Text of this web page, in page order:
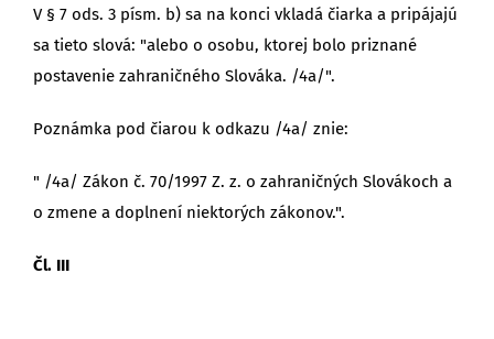
V § 7 ods. 3 písm. b) sa na konci vkladá čiarka a pripájajú
sa tieto slová: "alebo o osobu, ktorej bolo priznané
postavenie zahraničného Slováka. /4a/".
Poznámka pod čiarou k odkazu /4a/ znie:
" /4a/ Zákon č. 70/1997 Z. z. o zahraničných Slovákoch a
o zmene a doplnení niektorých zákonov.".
Čl. III